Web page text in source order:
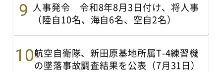
人事発令 令和8年8月3日付け、将人事
（陸自10名、海自6名、空自2名）
航空自衛隊、新田原基地所属T-4練習機
の墜落事故調査結果を公表（7月31日）